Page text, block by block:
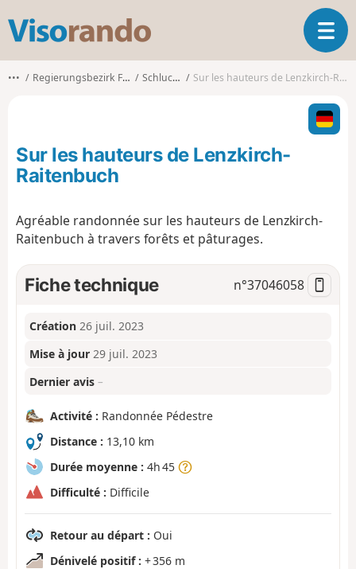
s
o
o
O
u
i
r
l
t
••• Regierungsbezirk Freiburg Schluchsee Sur les hauteurs de Lenzkirch-Raitenbuch
Sur les hauteurs de Lenzkirch-
Raitenbuch
Agréable randonnée sur les hauteurs de Lenzkirch-
Raitenbuch à travers forêts et pâturages.
Fiche technique n°37046058
Création 26 juil. 2023
Mise à jour 29 juil. 2023
Dernier avis –
Activité : Randonnée Pédestre
Distance : 13,10 km
Durée moyenne : 4h 45
Difficulté : Difficile
Retour au départ : Oui
Dénivelé positif : + 356 m